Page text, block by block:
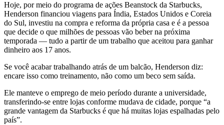
Hoje, por meio do programa de ações Beanstock da Starbucks,
Henderson financiou viagens para Índia, Estados Unidos e Coreia
do Sul, investiu na compra e reforma da própria casa e é a pessoa
que decide o que milhões de pessoas vão beber na próxima
temporada — tudo a partir de um trabalho que aceitou para ganhar
dinheiro aos 17 anos.
Se você acabar trabalhando atrás de um balcão, Henderson diz:
encare isso como treinamento, não como um beco sem saída.
Ele manteve o emprego de meio período durante a universidade,
transferindo-se entre lojas conforme mudava de cidade, porque “a
grande vantagem da Starbucks é que há muitas lojas espalhadas pelo
país”.